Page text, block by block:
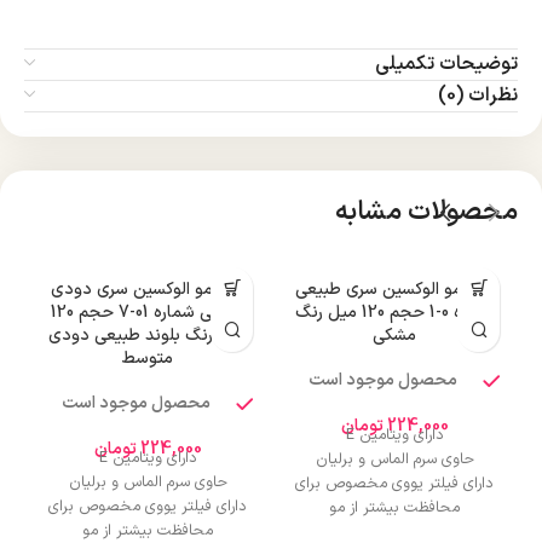
توضیحات تکمیلی
نظرات (0)
محصولات مشابه
رنگ مو الوکسین سری طبیعی
شماره 0-1 حجم 120 میل رنگ
مشکی
محصول موجود است
224,000تومان
دارای ویتامین E
حاوی سرم الماس و برلیان
دارای فیلتر یووی مخصوص برای
محافظت بیشتر از مو
رنگ مو الوکسین سری دودی
طبیعی شماره 01-7 حجم 120
میل رنگ بلوند طبیعی دودی
متوسط
محصول موجود است
224,000تومان
دارای ویتامین E
حاوی سرم الماس و برلیان
دارای فیلتر یووی مخصوص برای
محافظت بیشتر از مو